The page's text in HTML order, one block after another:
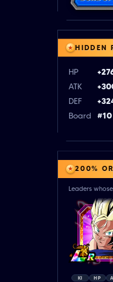
HIDDEN
HP
ATK
DEF
Board
#10
200%
Leaders
KI HP